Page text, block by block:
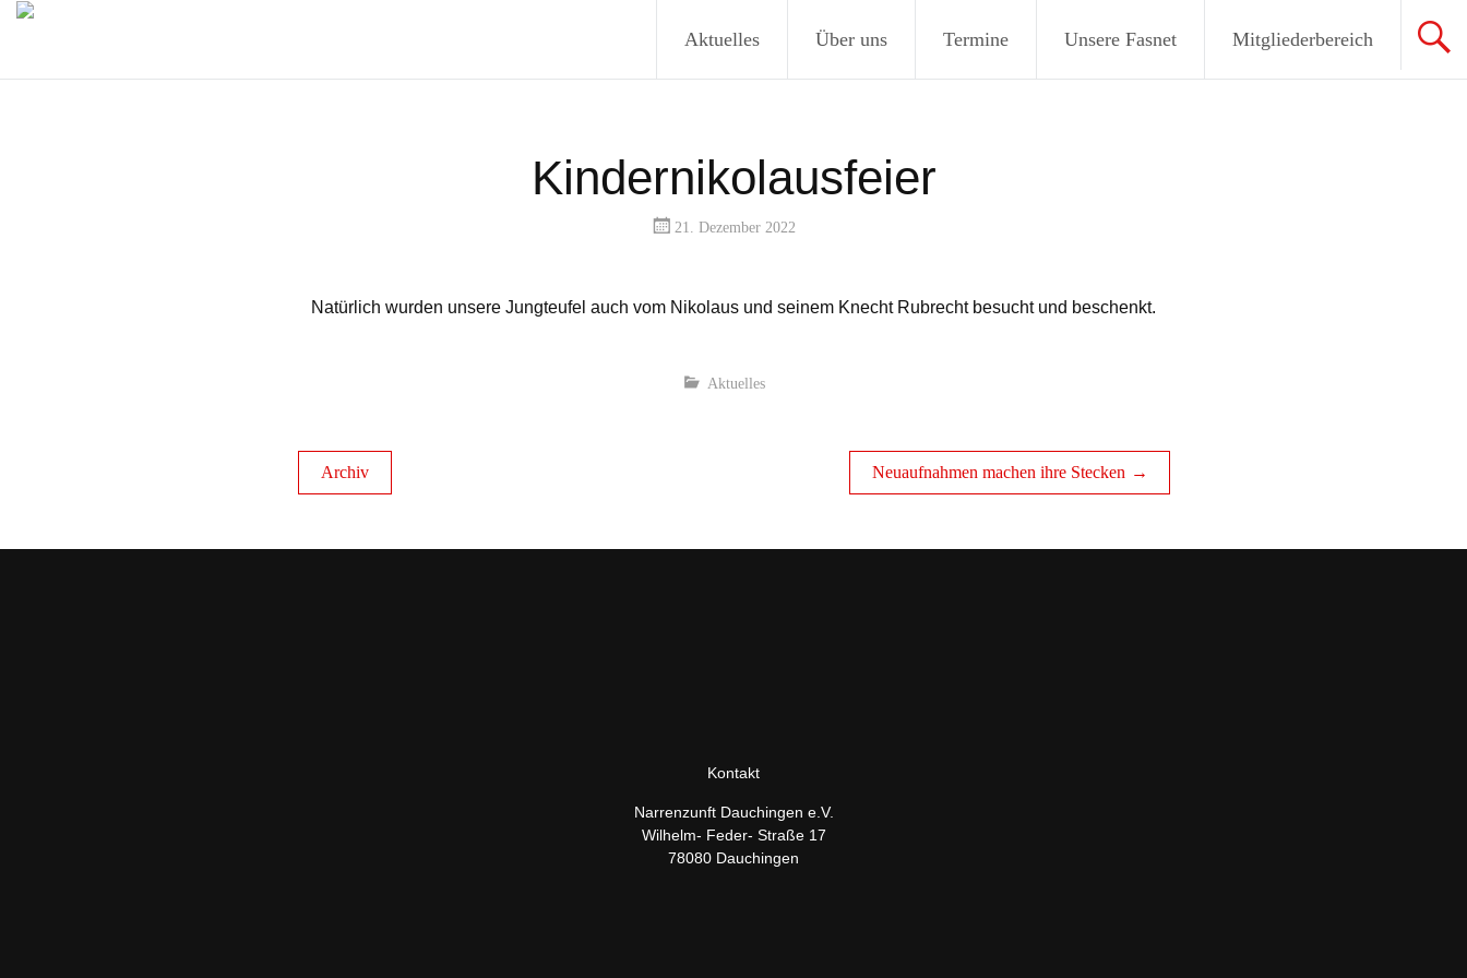
Aktuelles Über uns Termine Unsere Fasnet Mitgliederbereich
Kindernikolausfeier
21. Dezember 2022
Natürlich wurden unsere Jungteufel auch vom Nikolaus und seinem Knecht Rubrecht besucht und beschenkt.
Aktuelles
Archiv Neuaufnahmen machen ihre Stecken
Kontakt
Narrenzunft Dauchingen e.V.
Wilhelm- Feder- Straße 17
78080 Dauchingen